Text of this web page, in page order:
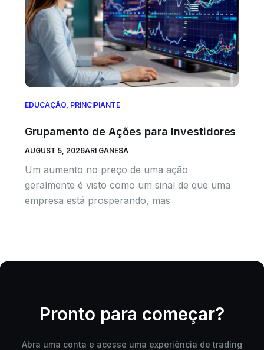
EDUCAÇÃO PRINCIPIANTE
Grupamento de Ações para Investidores
AUGUST 5, 2026ARI GANESA
Um aumento no preço de uma ação
geralmente é visto como um sinal de que uma
empresa está prosperando, mas
Pronto para começar?
Abra uma conta e acesse uma experiência de trading